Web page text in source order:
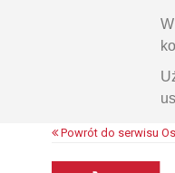
W
Powrót do serwisu